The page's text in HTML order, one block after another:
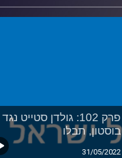
פרק 102: גולדן סטייט נגד
בוסטון, תבלו
31/05/2022